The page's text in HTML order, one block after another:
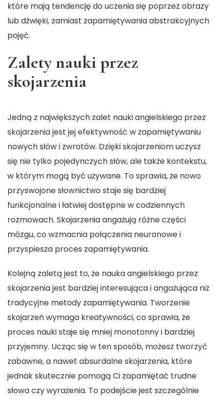
które mają tendencję do uczenia się poprzez obrazy
lub dźwięki, zamiast zapamiętywania abstrakcyjnych
pojęć.
Zalety nauki przez
skojarzenia
Jedną z największych zalet nauki angielskiego przez
skojarzenia jest jej efektywność w zapamiętywaniu
nowych słów i zwrotów. Dzięki skojarzeniom uczysz
się nie tylko pojedynczych słów, ale także kontekstu,
w którym mogą być używane. To sprawia, że nowo
przyswojone słownictwo staje się bardziej
funkcjonalne i łatwiej dostępne w codziennych
rozmowach. Skojarzenia angażują różne części
mózgu, co wzmacnia połączenia neuronowe i
przyspiesza proces zapamiętywania.
Kolejną zaletą jest to, że nauka angielskiego przez
skojarzeniajest bardziej interesująca i angażująca niż
tradycyjne metody zapamiętywania. Tworzenie
skojarzeń wymaga kreatywności, co sprawia, że
proces nauki staje się mniej monotonny i bardziej
przyjemny. Ucząc się w ten sposób, możesz tworzyć
zabawne, a nawet absurdalne skojarzenia, które
jednak skutecznie pomogą Ci zapamiętać trudne
słowa czy wyrażenia. To podejście jest szczególnie